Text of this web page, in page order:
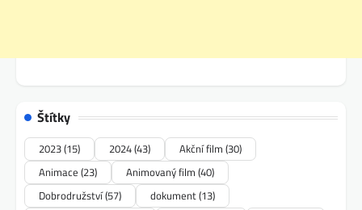
Štítky
2023(15) 2024(43) Akční film (30)
Animace (23) Animovaný film (40)
Dobrodružství(57) dokument(13)